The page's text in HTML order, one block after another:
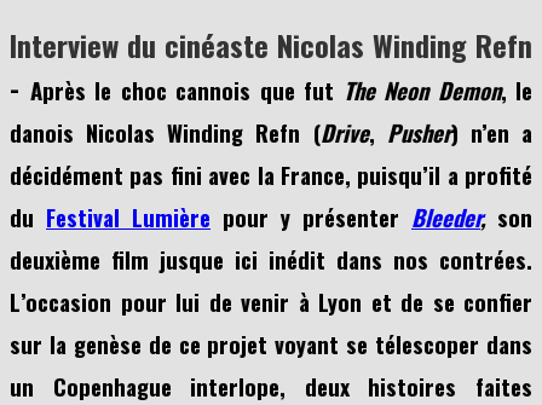
Interview du cinéaste Nicolas Winding Refn
- Après le choc cannois que fut The Neon Demon, le
danois Nicolas Winding Refn (Drive, Pusher) n’en a
décidément pas fini avec la France, puisqu’il a profité
du Festival Lumière pour y présenter Bleeder, son
deuxième film jusque ici inédit dans nos contrées.
L’occasion pour lui de venir à Lyon et de se confier
sur la genèse de ce projet voyant se télescoper dans
un Copenhague interlope, deux histoires faites